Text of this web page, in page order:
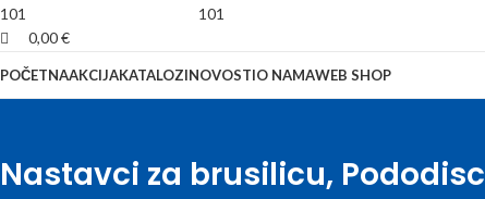
0,00€
POČETNAAKCIJAKATALOZINOVOSTIO NAMAWEB SHOP
Nastavci za brusilicu, Pododisc